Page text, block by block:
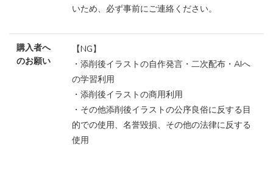
いため、必ず事前にご連絡ください。
購入者へ
のお願い
【NG】
・添削後イラストの自作発言・二次配布・AIへ
の学習利用
・添削後イラストの商用利用
・その他添削後イラストの公序良俗に反する目
的での使用、名誉毀損、その他の法律に反する
使用